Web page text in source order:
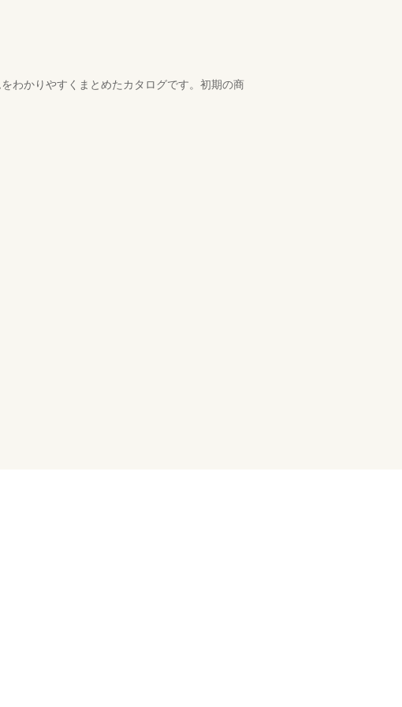
わかりやすくまとめたカタログです。初期の商